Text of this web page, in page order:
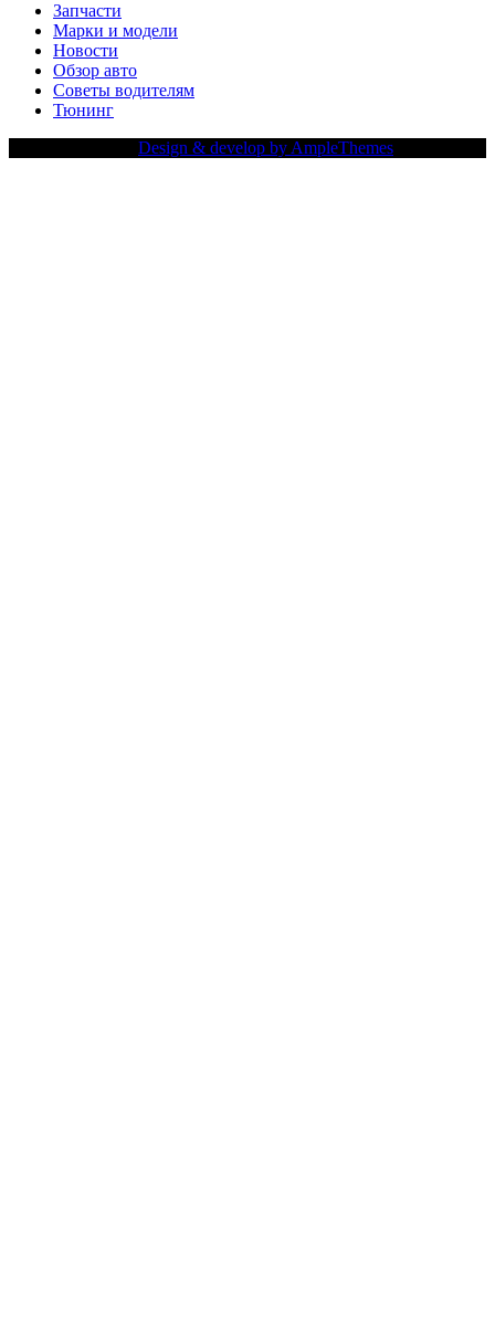
Запчасти
Марки и модели
Новости
Обзор авто
Советы водителям
Тюнинг
Design & develop by AmpleThemes